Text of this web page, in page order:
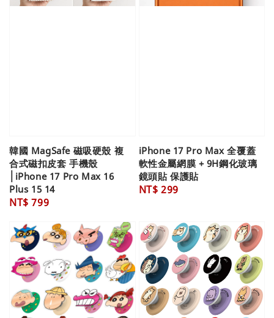
韓國 MagSafe 磁吸硬殼 複
合式磁扣皮套 手機殼
│iPhone 17 Pro Max 16
Plus 15 14
Regular
NT$ 799
iPhone 17 Pro Max 全覆蓋
軟性金屬網膜 + 9H鋼化玻璃
鏡頭貼 保護貼
Regular
NT$ 299